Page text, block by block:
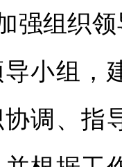
强组织
小组，
调、指